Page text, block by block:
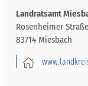
Landratsamt
Rosenheimer
83714 Miesbach